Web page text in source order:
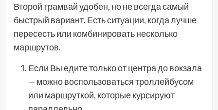
Второй трамвай удобен, но не всегда самый
быстрый вариант. Есть ситуации, когда лучше
пересесть или комбинировать несколько
маршрутов.
Если Вы едите только от центра до вокзала
— можно воспользоваться троллейбусом
или маршруткой, которые курсируют